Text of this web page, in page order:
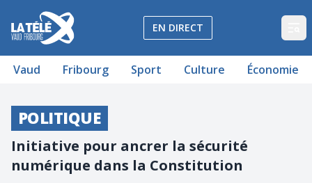
La Télé - Télévision régionale Vaud et Fribourg
EN DIRECT
Vaud Fribourg Sport Culture Économie
POLITIQUE
Initiative pour ancrer la sécurité
numérique dans la Constitution